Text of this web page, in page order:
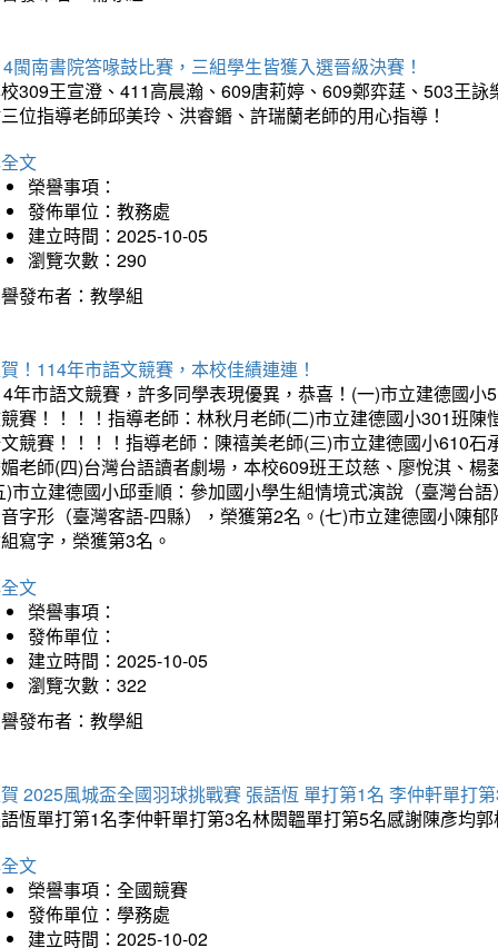
閩南書院答喙鼓比賽，三組學生皆獲入選晉級決賽！
309王宣澄、411高晨瀚、609唐莉婷、609鄭弈莛、503王
位指導老師邱美玲、洪睿鍲、許瑞蘭老師的用心指導！
文
榮譽事項：
發佈單位：教務處
建立時間：2025-10-05
瀏覽次數：290
發布者：教學組
！114年市語文競賽，本校佳績連連！
年市語文競賽，許多同學表現優異，恭喜！(一)市立建德國
賽！！！！指導老師：林秋月老師(二)市立建德國小301班
競賽！！！！指導老師：陳禧美老師(三)市立建德國小610
老師(四)台灣台語讀者劇場，本校609班王苡慈、廖悅淇、
)市立建德國小邱垂順：參加國小學生組情境式演說（臺灣台
字形（臺灣客語-四縣），榮獲第2名。(七)市立建德國小陳
寫字，榮獲第3名。
文
榮譽事項：
發佈單位：
建立時間：2025-10-05
瀏覽次數：322
發布者：教學組
2025風城盃全國羽球挑戰賽 張語恆 單打第1名 李仲軒單打
恆單打第1名李仲軒單打第3名林閎韞單打第5名感謝陳彥均
文
榮譽事項：全國競賽
發佈單位：學務處
建立時間：2025-10-02